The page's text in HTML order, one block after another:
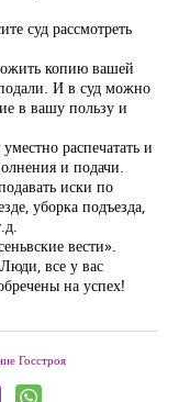
суд рассмотреть
копию вашей
И в суд можно
в вашу пользу и
распечатать и
и подачи.
иски по
уборка подъезда,
вести».
все у вас
на успех!
Госстроя